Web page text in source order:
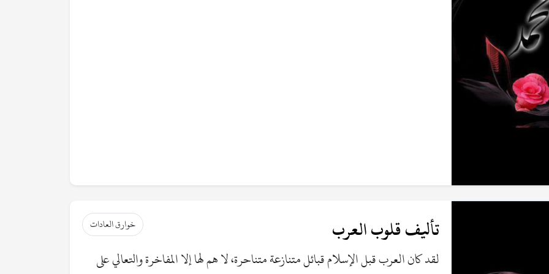
تأليف قلوب العرب خوارق العادات
لقد كان العرب قبل الإسلام قبائل متنازعة متناحرة، لا هم لها إلا المفاخرة والتعالي على